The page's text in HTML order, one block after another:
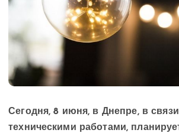
Сегодня, 8 июня, в Днепре, в
техническими работами,